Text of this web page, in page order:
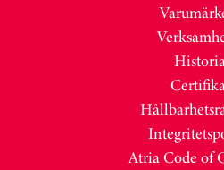
Atria Code of